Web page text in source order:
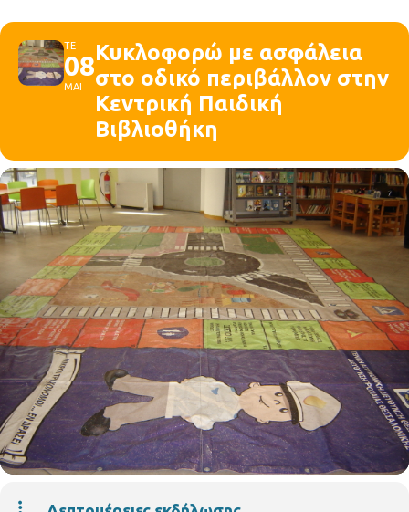
ΤΕ
08
ΜΑΙ
Κυκλοφορώ με ασφάλεια
στο οδικό περιβάλλον στην
Κεντρική Παιδική
Βιβλιοθήκη